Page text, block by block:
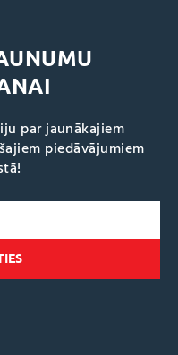
par jaunākajiem
piedāvājumiem